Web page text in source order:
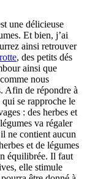
une délicieuse
Et bien, j’ai
ainsi retrouver
, des petits dés
ainsi que
nous
Afin de répondre à
se rapproche le
: des herbes et
va régaler
ne contient aucun
et de légumes
équilibrée. Il faut
elle stimule